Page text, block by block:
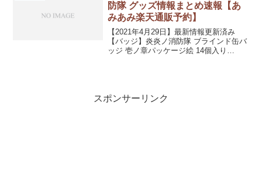
防隊 グッズ情報まとめ速報【あ
みあみ楽天通販予約】
【2021年4月29日】最新情報更新済み
【バッジ】炎炎ノ消防隊 ブラインド缶バ
ッジ 壱ノ章パッケージ絵 14個入り
スポンサーリンク